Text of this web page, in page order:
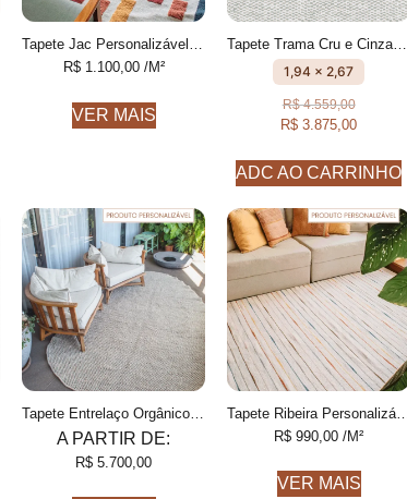
Tapete Jac Personalizável Geométrico colorido feito à mão
R$1.100,00/M²
VER MAIS
Tapete Trama Cru e Cinza Com textura feito à mão, 100% algodão reciclado
1,94 x 2,67
R$4.559,00
R$ 3.875,00
ADC AO CARRINHO
A PARTIR DE:
R$ 5.700,00
R$ 990,00 /M²
VER MAIS